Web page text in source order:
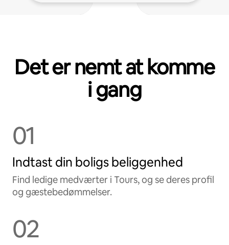
Det er nemt at komme
i gang
01
Indtast din boligs beliggenhed
Find ledige medværter i Tours, og se deres profil
og gæstebedømmelser.
02